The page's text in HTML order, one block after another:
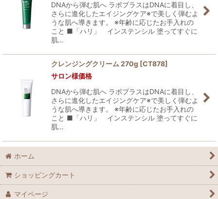
DNAから弾む肌へ ラボプラスはDNAに着目し、
さらに進化したエイジングケア※で美しく弾むよ
うな肌へ導きます。 ※年齢に応じたお手入れの
こと ■「ハリ」 インステンシル 塗ってすぐに
肌…
クレンジングクリーム 270g [CT878]
サロン様価格
DNAから弾む肌へ ラボプラスはDNAに着目し、
さらに進化したエイジングケア※で美しく弾むよ
うな肌へ導きます。 ※年齢に応じたお手入れの
こと ■「ハリ」 インステンシル 塗ってすぐに
肌…
ホーム
ショッピングカート
マイページ